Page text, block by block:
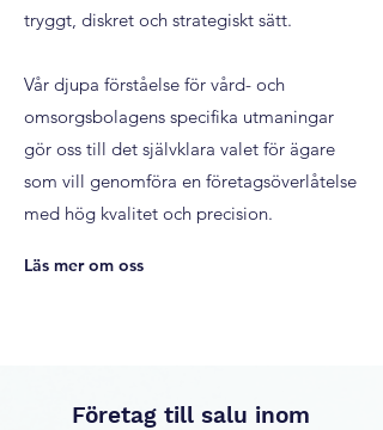
tryggt, diskret och strategiskt sätt.
Vår djupa förståelse för vård- och
omsorgsbolagens specifika utmaningar
gör oss till det självklara valet för ägare
som vill genomföra en företagsöverlåtelse
med hög kvalitet och precision.
Läs mer om oss
Företag till salu inom